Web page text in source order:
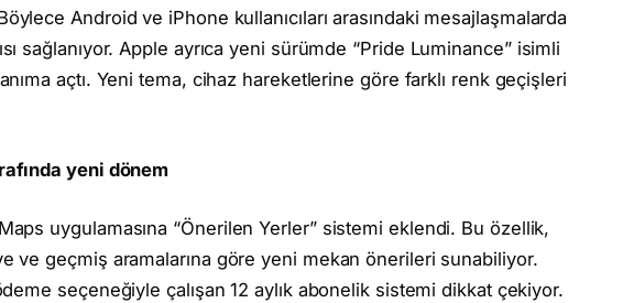
Android ve iPhone kullanıcıları arasındaki mesajlaşmalarda
sağlanıyor. Apple ayrıca yeni sürümde “Pride Luminance” isimli
açtı. Yeni tema, cihaz hareketlerine göre farklı renk geçişleri
yeni dönem
uygulamasına “Önerilen Yerler” sistemi eklendi. Bu özellik,
ve geçmiş aramalarına göre yeni mekan önerileri sunabiliyor.
seçeneğiyle çalışan 12 aylık abonelik sistemi dikkat çekiyor.